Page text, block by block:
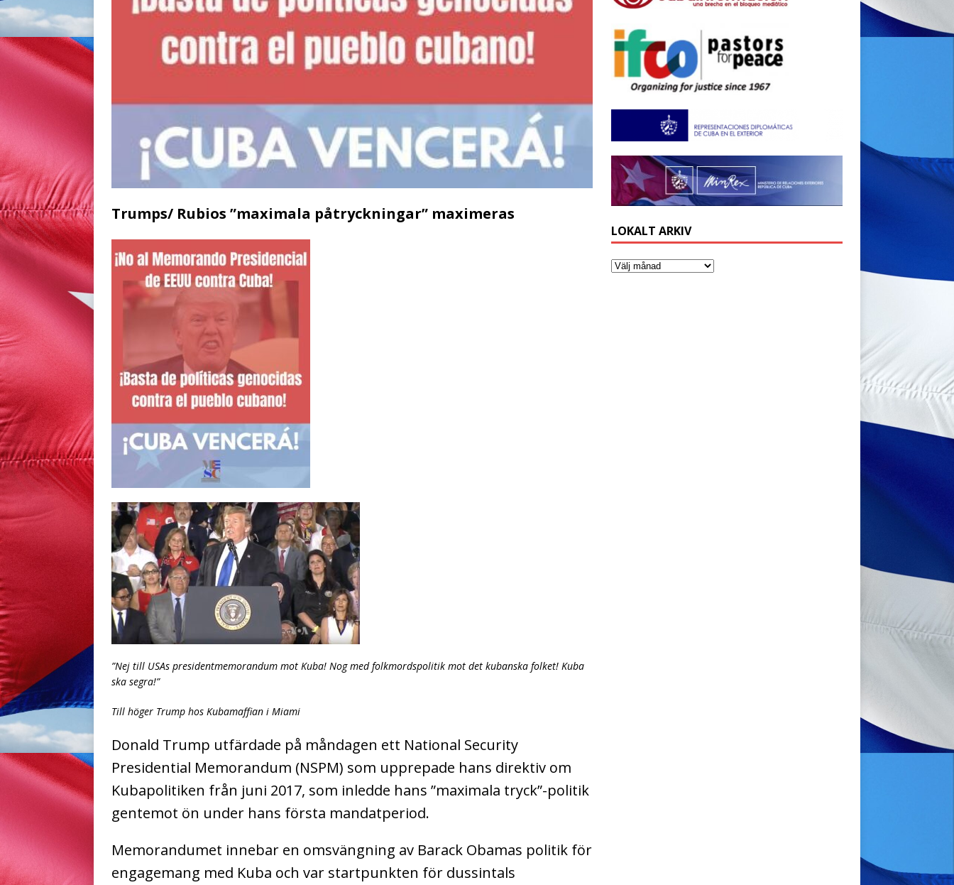
Trumps/ Rubios ”maximala påtryckningar” maximeras
”Nej till USAs presidentmemorandum mot Kuba! Nog med folkmordspolitik mot det kubanska folket! Kuba
ska segra!”
Till höger Trump hos Kubamaffian i Miami
Donald Trump utfärdade på måndagen ett National Security
Presidential Memorandum (NSPM) som upprepade hans direktiv om
Kubapolitiken från juni 2017, som inledde hans ”maximala tryck”-politik
gentemot ön under hans första mandatperiod.
Memorandumet innebar en omsvängning av Barack Obamas politik för
engagemang med Kuba och var startpunkten för dussintals
LOKALT ARKIV